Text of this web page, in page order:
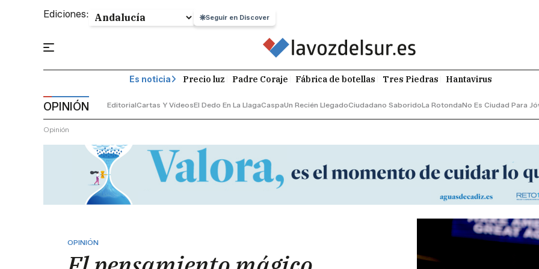
Ediciones: Seguir en Discover
Es noticia Precio luz Padre Coraje Fábrica de botellas Tres Piedras Hantavirus
OPINIÓN EditorialCartas Y VídeosEl Dedo En La LlagaCaspaUn Recién LlegadoCiudadano SaboridoLa RotondaNo Es Ciudad Para
Opinión
OPINIÓN